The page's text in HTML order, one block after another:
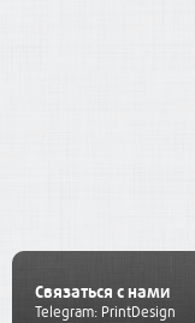
Связаться с нами
Telegram: PrintDesign